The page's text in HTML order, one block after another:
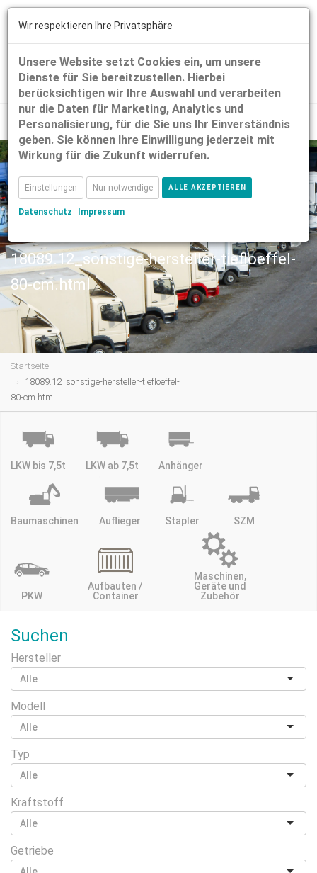
18089.12_sonstige-hersteller-tiefloeffel-
80-cm.html
Startseite
18089.12_sonstige-hersteller-tiefloeffel-
80-cm.html
LKW bis 7,5t LKW ab 7,5t Anhänger
Baumaschinen Auflieger Stapler SZM
PKW
Aufbauten /
Container
Maschinen,
Geräte und
Zubehör
Suchen
Hersteller
Modell
Typ
Kraftstoff
Getriebe
Wir respektieren Ihre Privatsphäre
Unsere Website setzt Cookies ein, um unsere
Dienste für Sie bereitzustellen. Hierbei
berücksichtigen wir Ihre Auswahl und verarbeiten
nur die Daten für Marketing, Analytics und
Personalisierung, für die Sie uns Ihr Einverständnis
geben. Sie können Ihre Einwilligung jederzeit mit
Wirkung für die Zukunft widerrufen.
Einstellungen Nur notwendige ALLE AKZEPTIEREN
Datenschutz Impressum